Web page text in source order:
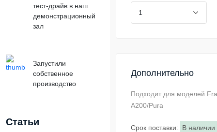
тест-драйв в наш
демонстрационный
зал
Запустили
собственное
производство
Статьи
Дополнительно
Подходит для моделей
А200/Pura
Срок поставки: В наличии